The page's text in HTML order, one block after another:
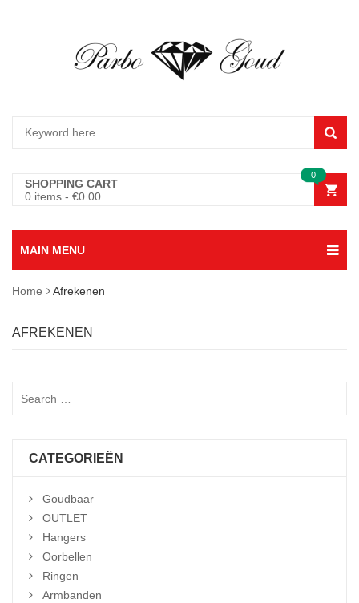
SHOPPING CART
0 items - €0.00
0
MAIN MENU
Home Afrekenen
AFREKENEN
CATEGORIEËN
Goudbaar
OUTLET
Hangers
Oorbellen
Ringen
Armbanden